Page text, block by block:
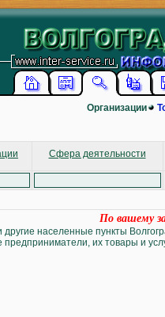
Организации
Сфера деятельности
По вашему
другие населенные пункты
предприниматели, их товары и